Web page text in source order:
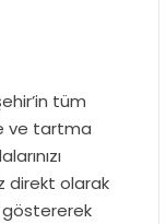
tüm
ve tartma
direkt olarak
göstererek